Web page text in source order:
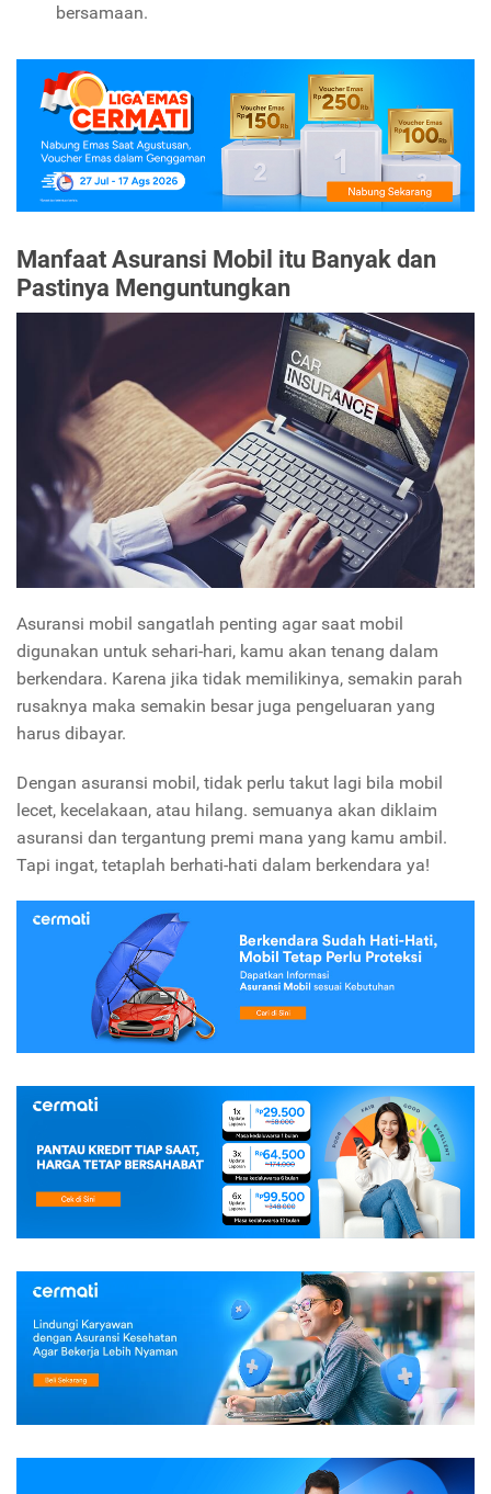
bersamaan.
Manfaat Asuransi Mobil itu Banyak dan
Pastinya Menguntungkan
Asuransi mobil sangatlah penting agar saat mobil
digunakan untuk sehari-hari, kamu akan tenang dalam
berkendara. Karena jika tidak memilikinya, semakin parah
rusaknya maka semakin besar juga pengeluaran yang
harus dibayar.
Dengan asuransi mobil, tidak perlu takut lagi bila mobil
lecet, kecelakaan, atau hilang. semuanya akan diklaim
asuransi dan tergantung premi mana yang kamu ambil.
Tapi ingat, tetaplah berhati-hati dalam berkendara ya!